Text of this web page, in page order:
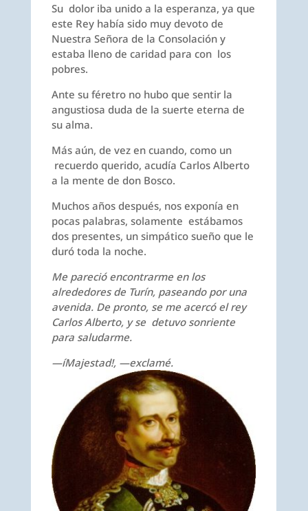
Su dolor iba unido a la esperanza, ya que
este Rey había sido muy devoto de
Nuestra Señora de la Consolación y
estaba lleno de caridad para con los
pobres.
Ante su féretro no hubo que sentir la
angustiosa duda de la suerte eterna de
su alma.
Más aún, de vez en cuando, como un
recuerdo querido, acudía Carlos Alberto
a la mente de don Bosco.
Muchos años después, nos exponía en
pocas palabras, solamente estábamos
dos presentes, un simpático sueño que le
duró toda la noche.
Me pareció encontrarme en los
alrededores de Turín, paseando por una
avenida. De pronto, se me acercó el rey
Carlos Alberto, y se detuvo sonriente
para saludarme.
—íMajestad!, —exclamé.